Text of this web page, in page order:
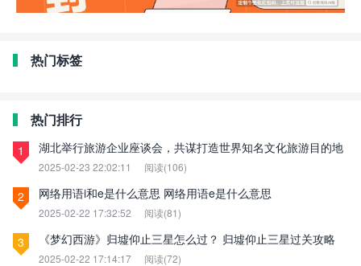
热门标签
热门排行
1 湖北举行旅游企业座谈会，共谋打造世界知名文化旅游目的地
2025-02-23 22:02:11 阅读(106)
2 网络用语i和e是什么意思 网络用语e是什么意思
2025-02-22 17:32:52 阅读(81)
3 《梦幻西游》归墟仰止三星怎么过？ 归墟仰止三星过关攻略
2025-02-22 17:14:17 阅读(72)